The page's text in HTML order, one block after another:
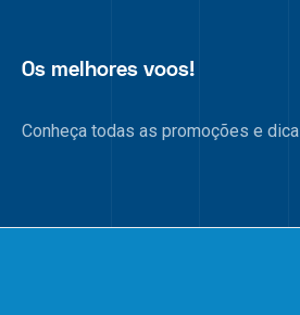
Os melhores voos!
Conheça todas as promoções e